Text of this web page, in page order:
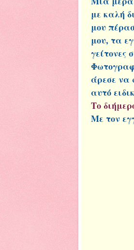
με καλή
μου
μου, τα
γείτονες
άρεσε να
αυτό
Το
Με τον